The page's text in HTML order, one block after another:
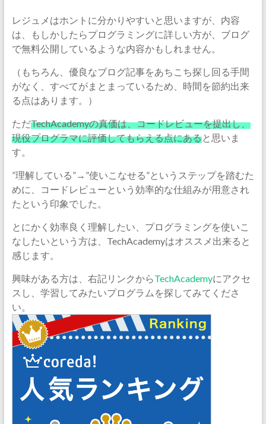
レジュメはホントに分かりやすいと思いますが、内容
は、もしかしたらプログラミングに詳しい方が、ブログ
で無料公開しているような内容かもしれません。
（もちろん、優良なブログ記事をあちこち探し回る手間
がなく、すべてがまとまっているため、時間を節約出来
る点はあります。）
ただTechAcademyの真価は、コードレビューを提出し、
現役プログラマに評価してもらえる点にあると思いま
す。
”理解している”→”使いこなせる”というステップを踏むた
めに、コードレビューという効率的な仕組みが用意され
たという印象でした。
とにかく効率良く理解したい、プログラミングを使いこ
なしたいという方は、TechAcademyはオススメ出来ると
感じます。
興味がある方は、右記リンクからTechAcademyにアクセ
スし、学習してみたいプログラムを探してみてくださ
い。